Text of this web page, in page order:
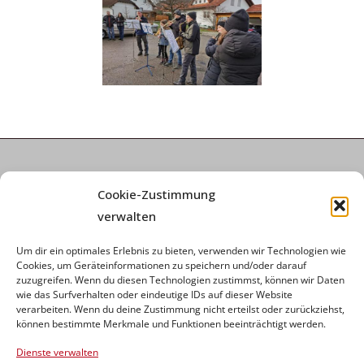
Cookie-Zustimmung
verwalten
Um dir ein optimales Erlebnis zu bieten, verwenden wir Technologien wie
Cookies, um Geräteinformationen zu speichern und/oder darauf
zuzugreifen. Wenn du diesen Technologien zustimmst, können wir Daten
wie das Surfverhalten oder eindeutige IDs auf dieser Website
verarbeiten. Wenn du deine Zustimmung nicht erteilst oder zurückziehst,
können bestimmte Merkmale und Funktionen beeinträchtigt werden.
Dienste verwalten
Informationen
Datenschutz
Cookie-Richtlinie (EU)
Kontakt
Ackertalstraße 24, 72393 Burladingen